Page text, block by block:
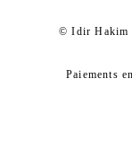
© Idir Hakim
Paiements